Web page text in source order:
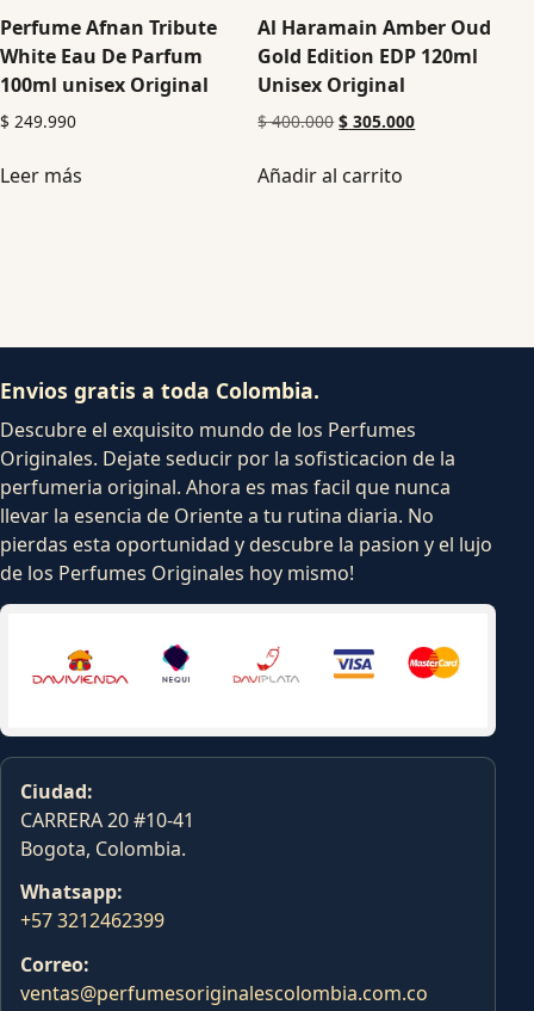
Perfume Afnan Tribute
White Eau De Parfum
100ml unisex Original
$ 249.990
Leer más
Al Haramain Amber Oud
Gold Edition EDP 120ml
Unisex Original
$400.000 $ 305.000
Añadir al carrito
Envios gratis a toda Colombia.
Descubre el exquisito mundo de los Perfumes
Originales. Dejate seducir por la sofisticacion de la
perfumeria original. Ahora es mas facil que nunca
llevar la esencia de Oriente a tu rutina diaria. No
pierdas esta oportunidad y descubre la pasion y el lujo
de los Perfumes Originales hoy mismo!
Ciudad:
CARRERA 20 #10-41
Bogota, Colombia.
Whatsapp:
+57 3212462399
Correo:
ventas@perfumesoriginalescolombia.com.co